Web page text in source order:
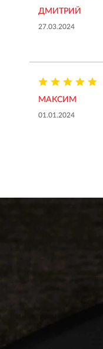
ДМИТРИЙ
27.03.2024
МАКСИМ
01.01.2024